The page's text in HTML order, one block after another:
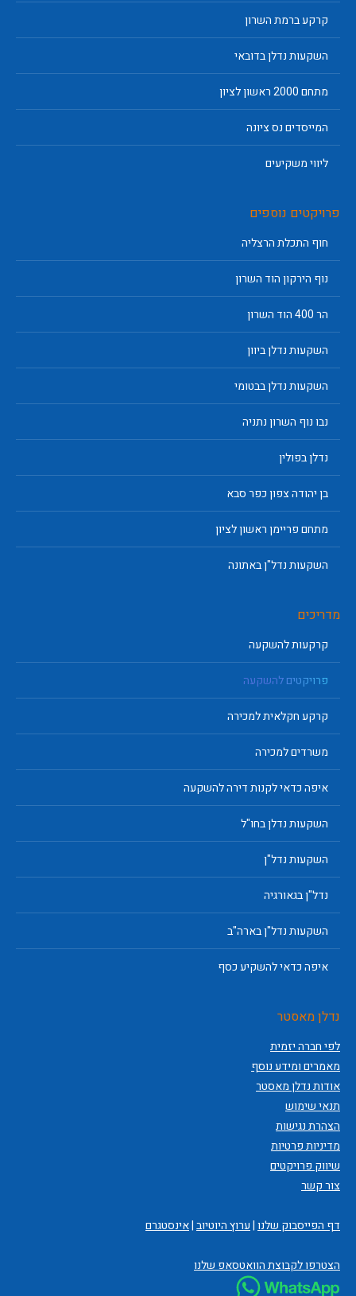
קרקע ברמת השרון
השקעות נדלן בדובאי
מתחם 2000 ראשון לציון
המייסדים נס ציונה
ליווי משקיעים
פרויקטים נוספים
חוף התכלת הרצליה
נוף הירקון הוד השרון
הר 400 הוד השרון
השקעות נדלן ביוון
השקעות נדלן בבטומי
נבו נוף השרון נתניה
נדלן בפולין
בן יהודה צפון כפר סבא
מתחם פריימן ראשון לציון
השקעות נדל"ן באתונה
מדריכים
קרקעות להשקעה
פרויקטים להשקעה
קרקע חקלאית למכירה
משרדים למכירה
איפה כדאי לקנות דירה להשקעה
השקעות נדלן בחו"ל
השקעות נדל"ן
נדל"ן בגאורגיה
השקעות נדל"ן בארה"ב
איפה כדאי להשקיע כסף
נדלן מאסטר
לפי חברה יזמית
מאמרים ומידע נוסף
אודות נדלן מאסטר
תנאי שימוש
הצהרת נגישות
מדיניות פרטיות
שיווק פרויקטים
צור קשר
דף הפייסבוק שלנו|ערוץ היוטיוב|אינסטגרם
הצטרפו לקבוצת הוואטסאפ שלנו